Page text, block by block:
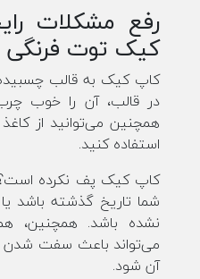
رفع مشکلات
کیک توت فرنگی
کاپ کیک به قالب
در قالب، آن را خوب
همچنین می‌توانید از
استفاده کنید.
کاپ کیک پف نکرده
شما تاریخ گذشته باشد
نشده باشد. همچنین،
می‌تواند باعث سفت
آن شود.